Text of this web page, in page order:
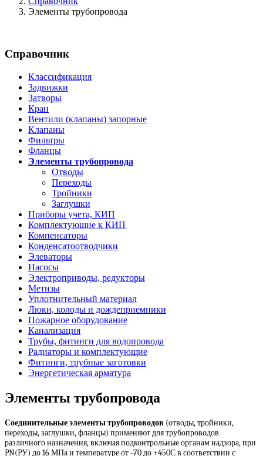
Элементы трубопровода
Справочник
Классификация
Задвижки
Затворы
Кран
Вентили (клапаны) запорные
Клапаны
Фильтры
Фланцы
Элементы трубопровода
Отводы
Переходы
Тройники
Заглушки
Приборы учета, КИП
Комплектующие к КИП
Компенсаторы
Конденсатоотводчики
Элеваторы
Насосы
Электроприводы, редукторы
Метизы
Уплотнительный материал
Люки, колоды и дождеприемники
Пожарное оборудование
Канализация
Трубы, фитинги для водопровода
Радиаторы и комплектующие
Фитинги, трубные заготовки
Энергетическая арматура
Элементы трубопровода
Соединительные элементы трубопроводов (отводы, тройники,
переходы, заглушки, фланцы) применяют для трубопроводов
различного назначения, включая подконтрольные органам надзора, при
PN(PУ) до 16 МПа и температуре от -70 до +450С в соответствии с